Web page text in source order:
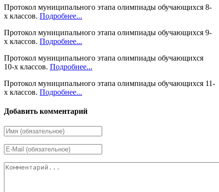
Протокол муниципального этапа олимпиады обучающихся 8-
х классов. Подробнее...
Протокол муниципального этапа олимпиады обучающихся 9-
х классов. Подробнее...
Протокол муниципального этапа олимпиады обучающихся
10-х классов. Подробнее...
Протокол муниципального этапа олимпиады обучающихся 11-
х классов. Подробнее...
Добавить комментарий